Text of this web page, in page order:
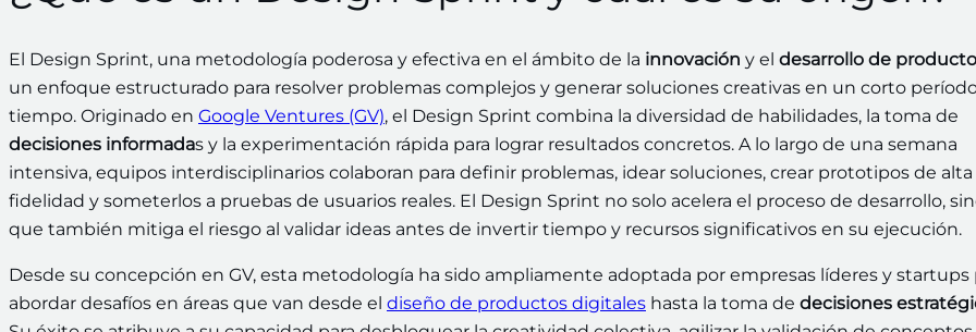
El Design Sprint, una metodología poderosa y efectiva en el ámbito de la innovación y el desarrollo de
un enfoque estructurado para resolver problemas complejos y generar soluciones creativas en un corto
tiempo. Originado en Google Ventures (GV), el Design Sprint combina la diversidad de habilidades, la toma de
decisiones informadas y la experimentación rápida para lograr resultados concretos. A lo largo de una semana
intensiva, equipos interdisciplinarios colaboran para definir problemas, idear soluciones, crear prototipos de alta
fidelidad y someterlos a pruebas de usuarios reales. El Design Sprint no solo acelera el proceso de desarrollo,
que también mitiga el riesgo al validar ideas antes de invertir tiempo y recursos significativos en su ejecución.
Desde su concepción en GV, esta metodología ha sido ampliamente adoptada por empresas líderes y startups
abordar desafíos en áreas que van desde el diseño de productos digitales hasta la toma de decisiones